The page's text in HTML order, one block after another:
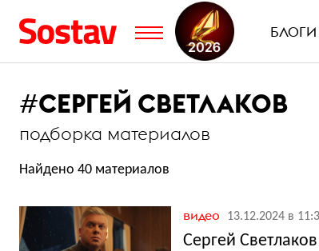
БЛОГИ
#СЕРГЕЙ СВЕТЛАКОВ
подборка материалов
Найдено 40 материалов
видео 13.12.2024 в
Сергей